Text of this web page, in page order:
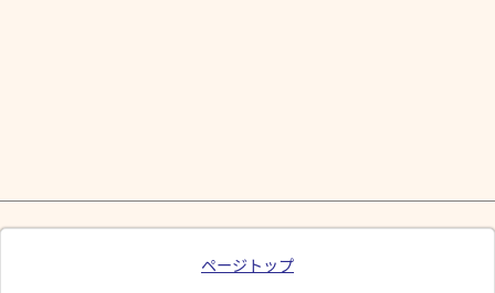
ページトップ